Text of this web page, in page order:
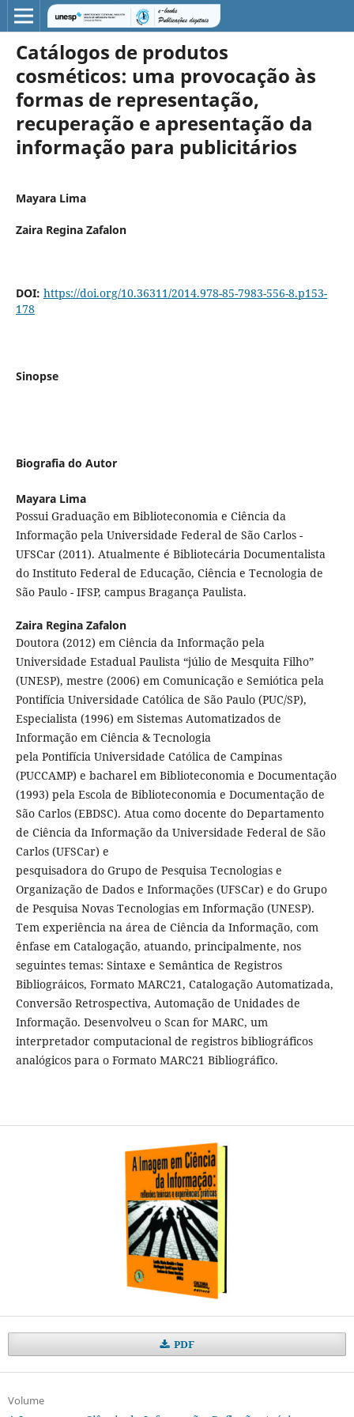
Catálogos de produtos
cosméticos: uma provocação às
formas de representação,
recuperação e apresentação da
informação para publicitários
Mayara Lima
Zaira Regina Zafalon
DOI: https://doi.org/10.36311/2014.978-85-7983-556-8.p153-
178
Sinopse
Biografia do Autor
Mayara Lima
Possui Graduação em Biblioteconomia e Ciência da
Informação pela Universidade Federal de São Carlos -
UFSCar (2011). Atualmente é Bibliotecária Documentalista
do Instituto Federal de Educação, Ciência e Tecnologia de
São Paulo - IFSP, campus Bragança Paulista.
Zaira Regina Zafalon
Doutora (2012) em Ciência da Informação pela
Universidade Estadual Paulista “júlio de Mesquita Filho”
(UNESP), mestre (2006) em Comunicação e Semiótica pela
Pontifícia Universidade Católica de São Paulo (PUC/SP),
Especialista (1996) em Sistemas Automatizados de
Informação em Ciência & Tecnologia
pela Pontifícia Universidade Católica de Campinas
(PUCCAMP) e bacharel em Biblioteconomia e Documentação
(1993) pela Escola de Biblioteconomia e Documentação de
São Carlos (EBDSC). Atua como docente do Departamento
de Ciência da Informação da Universidade Federal de São
Carlos (UFSCar) e
pesquisadora do Grupo de Pesquisa Tecnologias e
Organização de Dados e Informações (UFSCar) e do Grupo
de Pesquisa Novas Tecnologias em Informação (UNESP).
Tem experiência na área de Ciência da Informação, com
ênfase em Catalogação, atuando, principalmente, nos
seguintes temas: Sintaxe e Semântica de Registros
Bibliográicos, Formato MARC21, Catalogação Automatizada,
Conversão Retrospectiva, Automação de Unidades de
Informação. Desenvolveu o Scan for MARC, um
interpretador computacional de registros bibliográficos
analógicos para o Formato MARC21 Bibliográfico.
PDF
Volume